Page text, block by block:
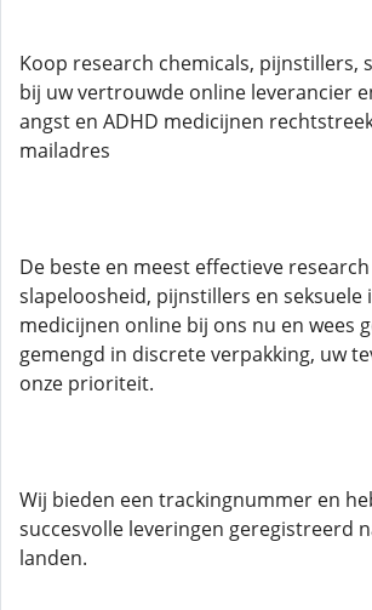
Koop research chemicals, pijnstillers,
bij uw vertrouwde online leverancier
angst en ADHD medicijnen
mailadres
De beste en meest effectieve
slapeloosheid, pijnstillers en
medicijnen online bij ons nu en wees
gemengd in discrete verpakking, uw
onze prioriteit.
Wij bieden een trackingnummer en
succesvolle leveringen geregistreerd
landen.